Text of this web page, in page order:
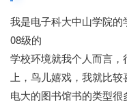
我是电子科大中山学院的
08级的
学校环境就我个人而言
上，鸟儿嬉戏，我就比较
电大的图书馆书的类型